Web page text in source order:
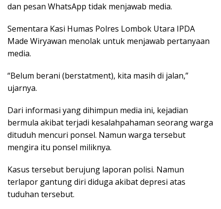
dan pesan WhatsApp tidak menjawab media.
Sementara Kasi Humas Polres Lombok Utara IPDA
Made Wiryawan menolak untuk menjawab pertanyaan
media.
“Belum berani (berstatment), kita masih di jalan,”
ujarnya.
Dari informasi yang dihimpun media ini, kejadian
bermula akibat terjadi kesalahpahaman seorang warga
dituduh mencuri ponsel. Namun warga tersebut
mengira itu ponsel miliknya.
Kasus tersebut berujung laporan polisi. Namun
terlapor gantung diri diduga akibat depresi atas
tuduhan tersebut.